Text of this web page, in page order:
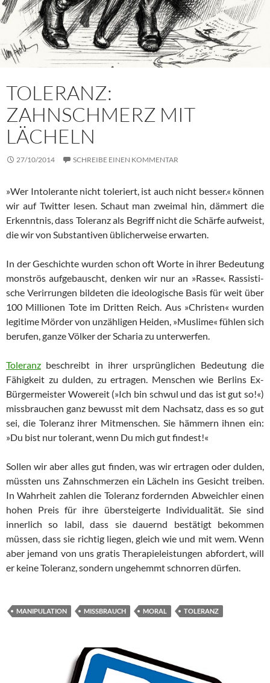
TOLERANZ:
ZAHNSCHMERZ MIT
LÄCHELN
27/10/2014 SCHREIBE EINEN KOMMENTAR
»Wer Intolerante nicht toleriert, ist auch nicht besser.« können
wir auf Twitter lesen. Schaut man zweimal hin, dämmert die
Erkenntnis, dass Toleranz als Begriff nicht die Schärfe aufweist,
die wir von Substantiven üblicherweise erwarten.
In der Geschichte wurden schon oft Worte in ihrer Bedeutung
monströs aufgebauscht, denken wir nur an »Rasse«. Ras­sis­ti­
sche Verirrungen bildeten die ideologische Basis für weit über
100 Mil­lionen Tote im Dritten Reich. Aus »Christen« wurden
legitime Mör­der von unzähligen Heiden, »Muslime« fühlen sich
berufen, gan­ze Völker der Scharia zu unterwerfen.
Toleranz beschreibt in ihrer ursprünglichen Bedeutung die
Fähigkeit zu dulden, zu ertragen. Menschen wie Berlins Ex-
Bürgermeister Wowereit (»Ich bin schwul und das ist gut so!«)
missbrauchen ganz bewusst mit dem Nachsatz, dass es so gut
sei, die Toleranz ihrer Mit­men­schen. Sie hämmern ihnen ein:
»Du bist nur tolerant, wenn Du mich gut findest!«
Sollen wir aber alles gut finden, was wir ertragen oder dulden,
müss­ten uns Zahnschmerzen ein Lächeln ins Gesicht treiben.
In Wahrheit zah­len die Toleranz fordernden Abweichler einen
hohen Preis für ihre übersteigerte Individualität. Sie sind
innerlich so labil, dass sie dau­ernd bestätigt bekommen
müssen, dass sie richtig liegen, gleich wie und mit wem. Wenn
aber jemand von uns gratis The­ra­pie­leis­tun­gen abfordert, will
er keine Toleranz, sondern ungehemmt schnor­ren dür­fen.
MANIPULATION MISSBRAUCH MORAL TOLERANZ